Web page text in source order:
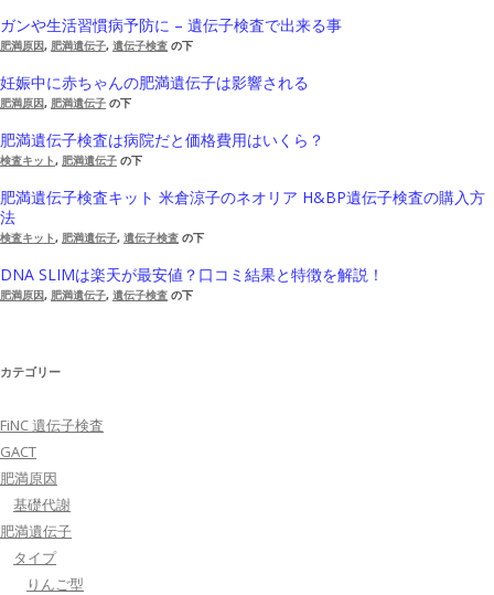
ガンや生活習慣病予防に – 遺伝子検査で出来る事
肥満原因, 肥満遺伝子, 遺伝子検査 の下
妊娠中に赤ちゃんの肥満遺伝子は影響される
肥満原因, 肥満遺伝子 の下
肥満遺伝子検査は病院だと価格費用はいくら？
検査キット, 肥満遺伝子 の下
肥満遺伝子検査キット 米倉涼子のネオリア H&BP遺伝子検査の購入方
法
検査キット, 肥満遺伝子, 遺伝子検査 の下
DNA SLIMは楽天が最安値？口コミ結果と特徴を解説！
肥満原因, 肥満遺伝子, 遺伝子検査 の下
カテゴリー
FiNC 遺伝子検査
GACT
肥満原因
基礎代謝
肥満遺伝子
タイプ
りんご型